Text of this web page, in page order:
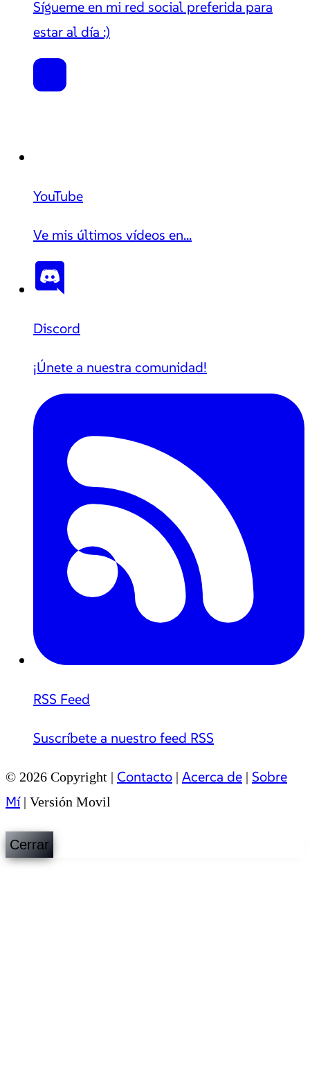
Sígueme en mi red social preferida para
estar al día :)
YouTube
Ve mis últimos vídeos en...
Discord
¡Únete a nuestra comunidad!
RSS Feed
Suscríbete a nuestro feed RSS
© 2026 Copyright | Contacto | Acerca de | Sobre
Mí| Versión Movil
Cerrar